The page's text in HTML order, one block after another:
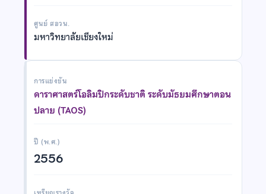
ศูนย์ สอวน.
มหาวิทยาลัยเชียงใหม่
การแข่งขัน
ดาราศาสตร์โอลิมปิกระดับชาติ ระดับมัธยมศึกษาตอน
ปลาย (TAOS)
ปี (พ.ศ.)
2556